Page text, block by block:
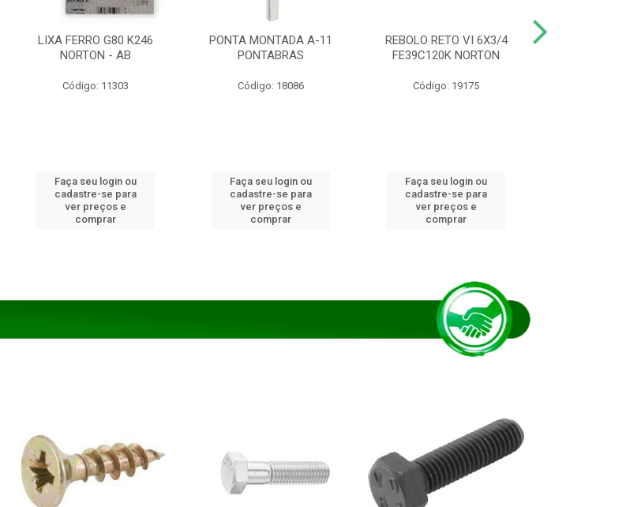
LIXA FERRO G80 K246
NORTON - AB
Código: 11303
Faça seu login ou
cadastre-se para
ver preços e
comprar
PONTA MONTADA A-11
PONTABRAS
Código: 18086
Faça seu login ou
cadastre-se para
ver preços e
comprar
REBOLO RETO VI 6X3/4
FE39C120K NORTON
Código: 19175
Faça seu login ou
cadastre-se para
ver preços e
comprar